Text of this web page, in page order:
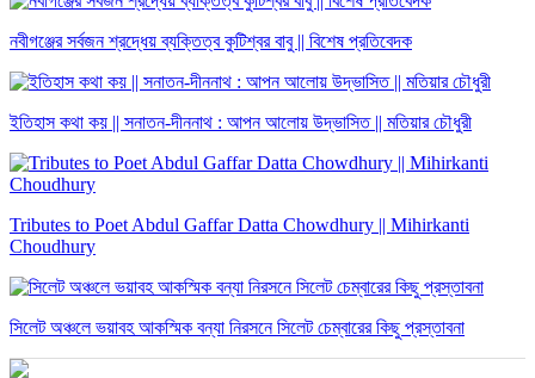
নবীগঞ্জের সর্বজন শ্রদ্ধেয় ব্যক্তিত্ব কুটিশ্বর বাবু || বিশেষ প্রতিবেদক
ইতিহাস কথা কয় || সনাতন-দীননাথ : আপন আলোয় উদ্ভাসিত || মতিয়ার চৌধুরী
Tributes to Poet Abdul Gaffar Datta Chowdhury || Mihirkanti
Choudhury
সিলেট অঞ্চলে ভয়াবহ আকস্মিক বন্যা নিরসনে সিলেট চেম্বারের কিছু প্রস্তাবনা